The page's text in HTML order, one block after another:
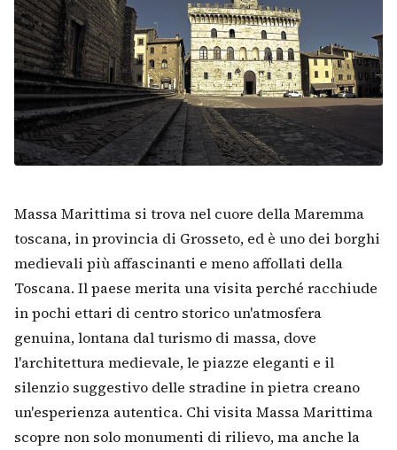
Massa Marittima si trova nel cuore della Maremma
toscana, in provincia di Grosseto, ed è uno dei borghi
medievali più affascinanti e meno affollati della
Toscana. Il paese merita una visita perché racchiude
in pochi ettari di centro storico un'atmosfera
genuina, lontana dal turismo di massa, dove
l'architettura medievale, le piazze eleganti e il
silenzio suggestivo delle stradine in pietra creano
un'esperienza autentica. Chi visita Massa Marittima
scopre non solo monumenti di rilievo, ma anche la